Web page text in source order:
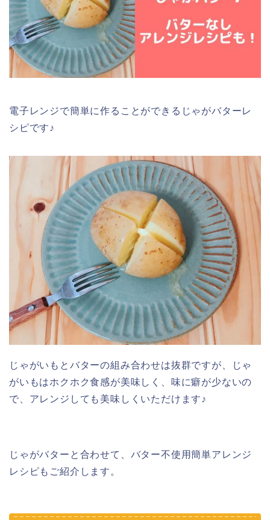
電子レンジで簡単に作ることができるじゃがバターレ
シピです♪
じゃがいもとバターの組み合わせは抜群ですが、じゃ
がいもはホクホク食感が美味しく、味に癖が少ないの
で、アレンジしても美味しくいただけます♪
じゃがバターと合わせて、バター不使用簡単アレンジ
レシピもご紹介します。